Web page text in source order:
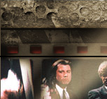
Hyppää pääsisältöön